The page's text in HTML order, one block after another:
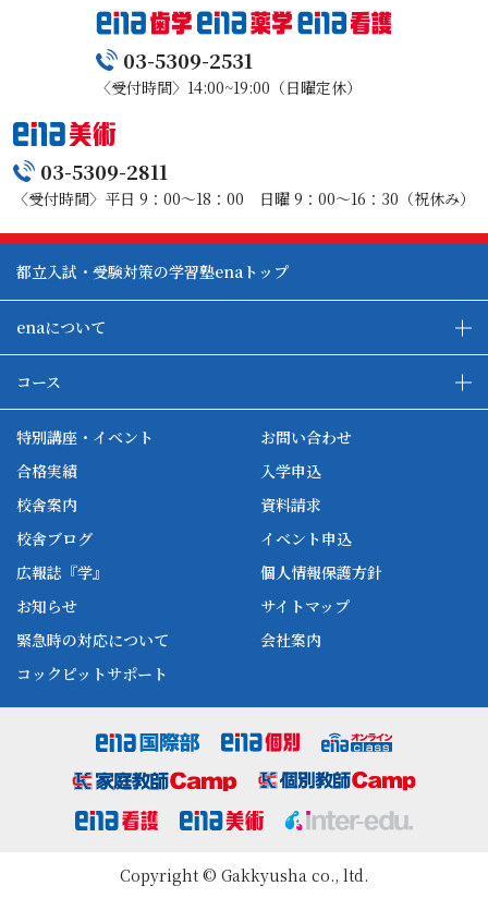
3 第1項の契約の解約があった場合、乙が関連商品の販売
又はその代理もしくは媒介を行っているときは、甲はそ
の関連商品販売契約についても解約することができま
場合において、未使用分に相当する前受金がある場合は
乙は甲に当該金額を返還するものとします。
5 乙の事情変更等に基づく中途解約にあたっては、解約
手数料等を徴収しないものとします。
6 返還金のある場合は、甲の指定する方法で速やかに甲
に返還するものとします。
第10条 本契約に際し乙が収集した個人情報に関しては、
(紛争の解決)
第11条 本約款に定める事項及び契約内容について疑義が
生じた場合、その他本約款に関して争いが生じた場合
2 本契約及び約款に定めのない事項については、民法及
び特定商取引に関する法律その他の関連諸法によるもの
とします。
10．特約があるときは、その内容
春・夏・冬の特別講習は別契約になります。
03-5309-2531
〈受付時間〉14:00~19:00（日曜定休）
03-5309-2811
〈受付時間〉平日 9：00～18：00 日曜 9：00～16：30（祝休み）
都立入試・受験対策の学習塾enaトップ
enaについて
ena本部について
ena国立タワー竣工
ena-base
新開校
コース
特別講座・イベント
合格実績
校舎案内
校舎ブログ
広報誌『学』
お知らせ
緊急時の対応について
コックピットサポート
お問い合わせ
入学申込
資料請求
イベント申込
個人情報保護方針
サイトマップ
会社案内
Copyright © Gakkyusha co., ltd.